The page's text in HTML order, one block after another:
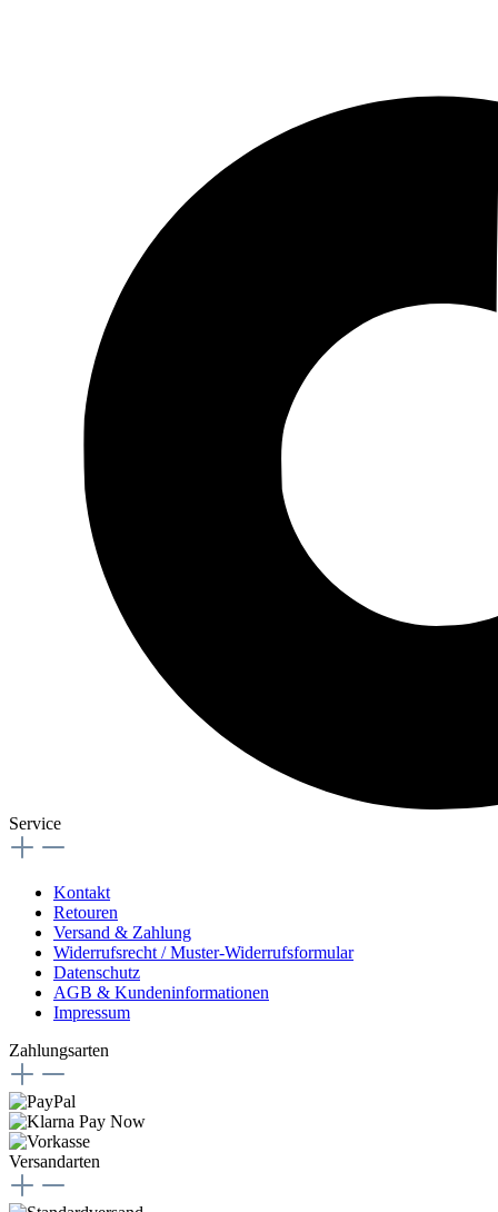
Service
Kontakt
Retouren
Versand & Zahlung
Widerrufsrecht / Muster-Widerrufsformular
Datenschutz
AGB & Kundeninformationen
Impressum
Zahlungsarten
Versandarten